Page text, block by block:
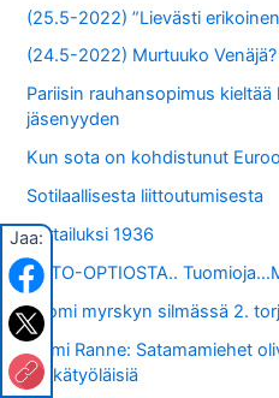
(25.5-2022) ”Lievästi
(24.5-2022) Murtuuko Venäjä?
Pariisin rauhansopimus
jäsenyyden
Kun sota on kohdistunut
Sotilaallisesta liittoutumisesta
Vertailuksi 1936
NATO-OPTIOSTA..
Suomi myrskyn silmässä 2.
Toimi Ranne: Satamamiehet
pätkätyöläisiä
Jaa: